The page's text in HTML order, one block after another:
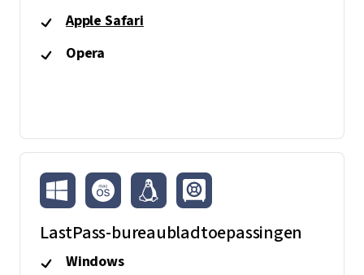
Apple Safari
Opera
LastPass-bureaubladtoepassingen
Windows